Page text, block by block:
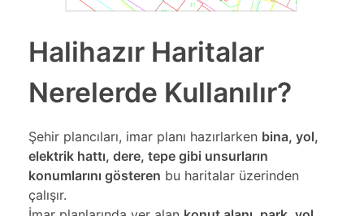
Halihazır Haritalar
Nerelerde Kullanılır?
Şehir plancıları, imar planı hazırlarken bina, yol,
elektrik hattı, dere, tepe gibi unsurların
konumlarını gösteren bu haritalar üzerinden
çalışır.